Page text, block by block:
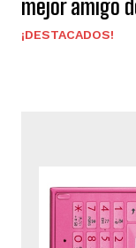
mejor amigo
¡DESTACADOS!